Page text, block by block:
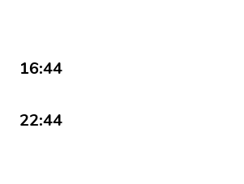
16:44
22:44